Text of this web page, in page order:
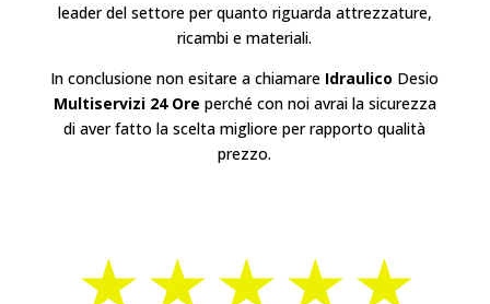
leader del settore per quanto riguarda attrezzature,
ricambi e materiali.
In conclusione non esitare a chiamare Idraulico Desio
Multiservizi 24 Ore perché con noi avrai la sicurezza
di aver fatto la scelta migliore per rapporto qualità
prezzo.